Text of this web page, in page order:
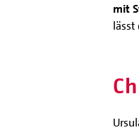
mit
lässt